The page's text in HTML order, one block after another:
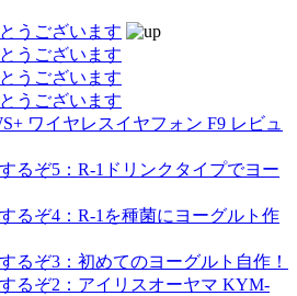
うございます
うございます
うございます
うございます
ワイヤレスイヤフォン F9 レビュ
るぞ5：R-1ドリンクタイプでヨー
るぞ4：R-1を種菌にヨーグルト作
るぞ3：初めてのヨーグルト自作！
るぞ2：アイリスオーヤマ KYM-